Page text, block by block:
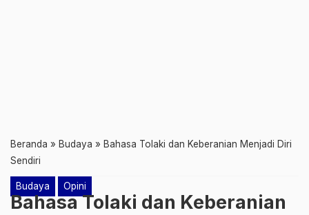
Beranda » Budaya » Bahasa Tolaki dan Keberanian Menjadi Diri
Sendiri
Budaya Opini
Bahasa Tolaki dan Keberanian